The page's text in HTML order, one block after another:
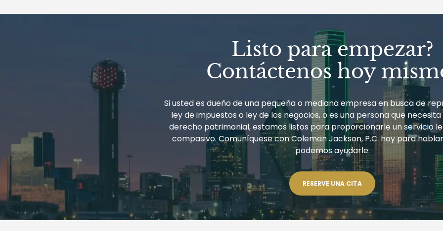
SABER
RECLAMOS
FALSOS
Y
LOS
IMPUESTOS
FEDERALES:
TAM?
CIERTAS
Listo para empezar?
Contáctenos hoy
Si usted es dueño de una pequeña o mediana empresa en busca de
ley de impuestos o ley de los negocios, o es una persona que
derecho patrimonial, estamos listos para proporcionarle un servicio
compasivo. Comuníquese con Coleman Jackson, P.C. hoy para
podemos ayudarle.
RESERVE UNA CITA